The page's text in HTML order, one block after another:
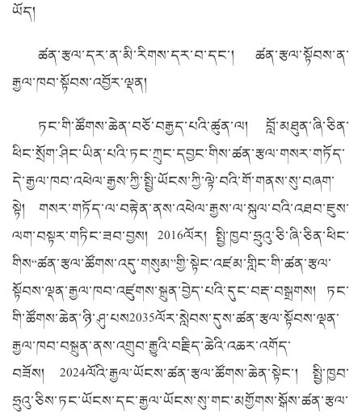
ཡོད།
ཚན་རྩལ་དར་ན་མི་རིགས་དར་བ་དང་། ཚན་རྩལ་སྟོབས་ན་
རྒྱལ་ཁབ་སྟོབས་འབྱོར་ལྡན།
ཏང་གི་ཚོགས་ཆེན་བཅོ་བརྒྱད་པའི་ཚུན་ལ། བློ་མཐུན་ཞི་ཅིན་
ཕིང་སྲོག་ཤིང་ཡིན་པའི་ཏང་ཀྲུང་དབྱང་གིས་ཚན་རྩལ་གསར་གཏོད་
དེ་རྒྱལ་ཁབ་འཕེལ་རྒྱས་ཀྱི་སྤྱི་ཡོངས་ཀྱི་ལྟེ་བའི་གོ་གནས་སུ་བཞག་
སྟེ། གསར་གཏོད་ལ་བརྟེན་ནས་འཕེལ་རྒྱས་ལ་སྐུལ་བའི་འཐབ་ཇུས་
ལག་བསྟར་གཏིང་ཟབ་བྱས། 2016ལོར། སྤྱི་ཁྱབ་ཧྲུའུ་ཅི་ཞི་ཅིན་ཕིང་
གིས“ཚན་རྩལ་ཚོགས་འདུ་གསུམ”གྱི་སྟེང་འཛམ་གླིང་གི་ཚན་རྩལ་
སྟོབས་ལྡན་རྒྱལ་ཁབ་འཛུགས་སྐྲུན་བྱེད་པའི་དུང་བརྡ་བསྒྲགས། ཏང་
གི་ཚོགས་ཆེན་ཉི་ཤུ་པས2035ལོར་སླེབས་དུས་ཚན་རྩལ་སྟོབས་ལྡན་
རྒྱལ་ཁབ་བསྐྲུན་ནས་འགྲུབ་རྒྱུའི་བརྗིད་ཆེའི་འཆར་འགོད་
བཟོས། 2024ལོའི་རྒྱལ་ཡོངས་ཚན་རྩལ་ཚོགས་ཆེན་སྟེང་། སྤྱི་ཁྱབ་
ཧྲུའུ་ཅིས་ཏང་ཡོངས་དང་རྒྱལ་ཡོངས་སུ་གང་མགྱོགས་སྒོས་ཚན་རྩལ་